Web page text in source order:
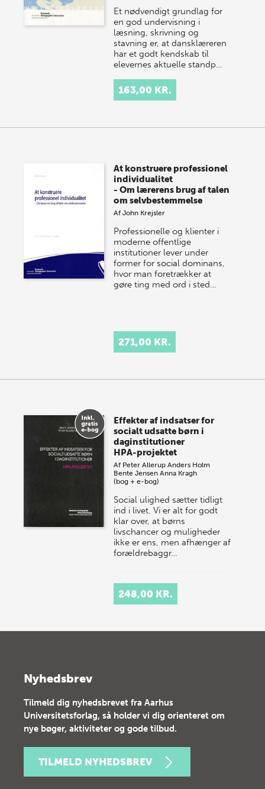
Et nødvendigt grundlag for
en god undervisning i
læsning, skrivning og
stavning er, at dansklæreren
har et godt kendskab til
elevernes aktuelle standp…
163,00 KR.
At konstruere professionel
individualitet
- Om lærerens brug af talen
om selvbestemmelse
AfJohn Krejsler
Professionelle og klienter i
moderne offentlige
institutioner lever under
former for social dominans,
hvor man foretrækker at
gøre ting med ord i sted…
271,00 KR.
Effekter af indsatser for
socialt udsatte børn i
daginstitutioner
HPA-projektet
Af Peter Allerup Anders Holm
Bente Jensen Anna Kragh
(bog + e-bog)
Social ulighed sætter tidligt
ind i livet. Vi er alt for godt
klar over, at børns
livschancer og muligheder
ikke er ens, men afhænger af
forældrebaggr…
248,00 KR.
Nyhedsbrev
Tilmeld dig nyhedsbrevet fra Aarhus
Universitetsforlag, så holder vi dig orienteret om
nye bøger, aktiviteter og gode tilbud.
TILMELD NYHEDSBREV